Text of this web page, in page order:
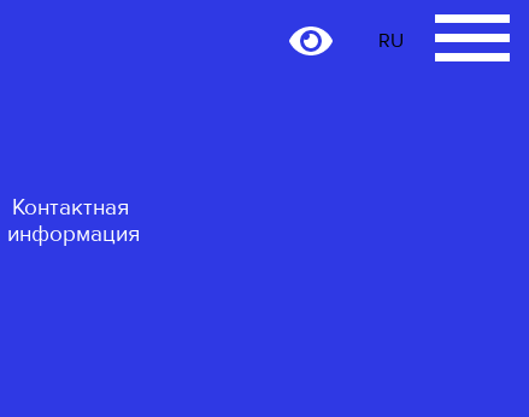
Контактная
информация
RU